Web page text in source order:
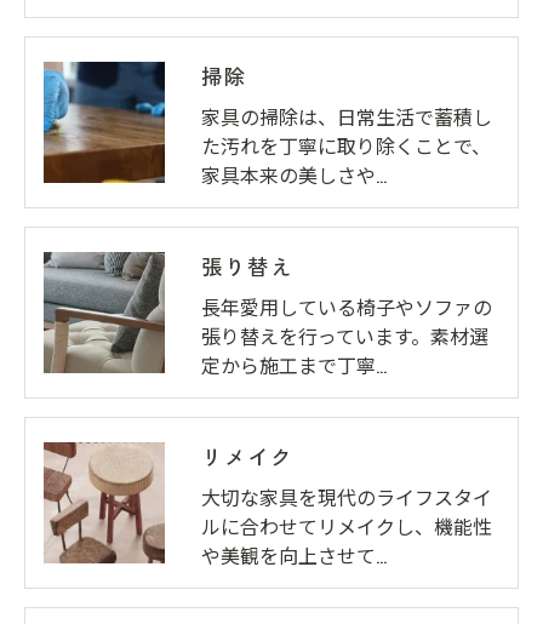
掃除
家具の掃除は、日常生活で蓄積し
た汚れを丁寧に取り除くことで、
家具本来の美しさや…
張り替え
長年愛用している椅子やソファの
張り替えを行っています。素材選
定から施工まで丁寧…
リメイク
大切な家具を現代のライフスタイ
ルに合わせてリメイクし、機能性
や美観を向上させて…